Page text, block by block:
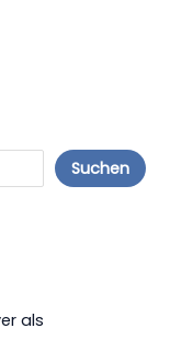
Suchen
als